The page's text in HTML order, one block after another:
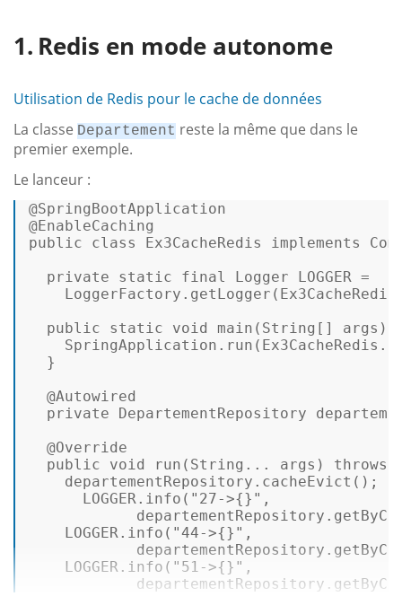
Redis en mode autonome
Utilisation de Redis pour le cache de données
La classe Departement reste la même que dans le
premier exemple.
Le lanceur :
@SpringBootApplication
@EnableCaching
public
class Ex3CacheRedis implements
private
static final Logger LOGGER =
public
static void main (String[] args)
}
@Autowired
private DepartementRepository
@Override
public
void run (String... args) throws
departementRepository.cacheEvict();
LOGGER.info( "27->{}" ,
LOGGER.info( "44->{}" ,
LOGGER.info( "51->{}" ,